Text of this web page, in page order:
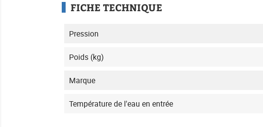
FICHE TECHNIQUE
Pression
Poids (kg)
Marque
Température de l'eau en entrée